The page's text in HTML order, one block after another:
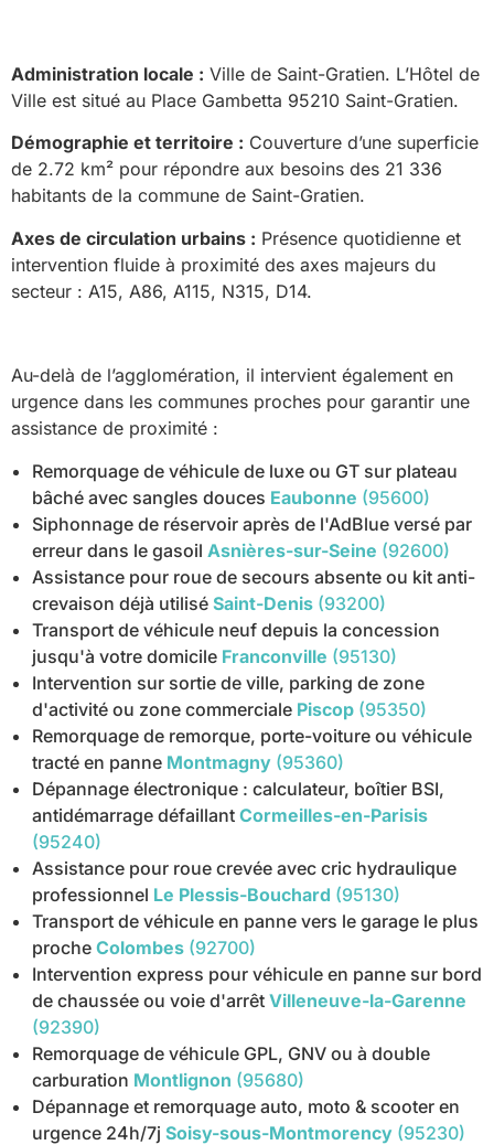
Administration locale : Ville de Saint-Gratien. L’Hôtel de
Ville est situé au Place Gambetta 95210 Saint-Gratien.
Démographie et territoire : Couverture d’une superficie
de 2.72 km² pour répondre aux besoins des 21 336
habitants de la commune de Saint-Gratien.
Axes de circulation urbains : Présence quotidienne et
intervention fluide à proximité des axes majeurs du
secteur : A15, A86, A115, N315, D14.
Au-delà de l’agglomération, il intervient également en
urgence dans les communes proches pour garantir une
assistance de proximité :
Remorquage de véhicule de luxe ou GT sur plateau
bâché avec sangles douces Eaubonne (95600)
Siphonnage de réservoir après de l'AdBlue versé par
erreur dans le gasoil Asnières-sur-Seine (92600)
Assistance pour roue de secours absente ou kit anti-
crevaison déjà utilisé Saint-Denis (93200)
Transport de véhicule neuf depuis la concession
jusqu'à votre domicile Franconville (95130)
Intervention sur sortie de ville, parking de zone
d'activité ou zone commerciale Piscop (95350)
Remorquage de remorque, porte-voiture ou véhicule
tracté en panne Montmagny (95360)
Dépannage électronique : calculateur, boîtier BSI,
antidémarrage défaillant Cormeilles-en-Parisis
(95240)
Assistance pour roue crevée avec cric hydraulique
professionnel Le Plessis-Bouchard (95130)
Transport de véhicule en panne vers le garage le plus
proche Colombes (92700)
Intervention express pour véhicule en panne sur bord
de chaussée ou voie d'arrêt Villeneuve-la-Garenne
(92390)
Remorquage de véhicule GPL, GNV ou à double
carburation Montlignon (95680)
Dépannage et remorquage auto, moto & scooter en
urgence 24h/7j Soisy-sous-Montmorency (95230)